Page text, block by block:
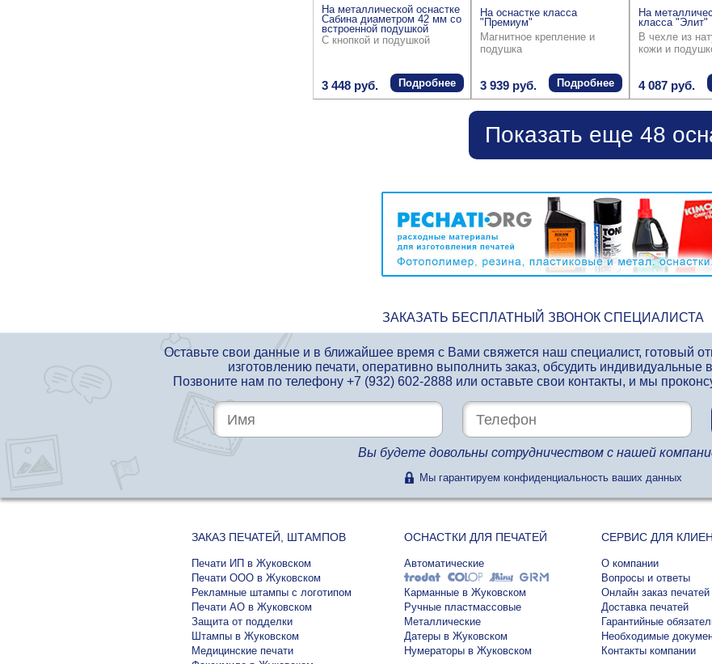
На металлической оснастке
Сабина диаметром 42 мм со
встроенной подушкой
С кнопкой и подушкой
3 448 руб. Подробнее
На оснастке класса
"Премиум"
Магнитное крепление и
подушка
3 939 руб. Подробнее
На
класса "Элит"
В чехле из
кожи и
4 087 руб.
Показать еще 48
ЗАКАЗАТЬ БЕСПЛАТНЫЙ ЗВОНОК СПЕЦИАЛИСТА
Оставьте свои данные и в ближайшее время с Вами свяжется наш специалист, готовый
изготовлению печати, оперативно выполнить заказ, обсудить индивидуальные
Позвоните нам по телефону +7 (932) 602-2888или оставьте свои контакты, и мы
Вы будете довольны сотрудничеством с нашей
Мы гарантируем конфиденциальность ваших данных
ЗАКАЗ ПЕЧАТЕЙ, ШТАМПОВ
Печати ИП в Жуковском
Печати ООО в Жуковском
Рекламные штампы с логотипом
Печати АО в Жуковском
Защита от подделки
Штампы в Жуковском
Медицинские печати
ОСНАСТКИ ДЛЯ ПЕЧАТЕЙ
Автоматические
Карманные в Жуковском
Ручные пластмассовые
Металлические
Датеры в Жуковском
Нумераторы в Жуковском
СЕРВИС ДЛЯ
О компании
Вопросы и ответы
Онлайн заказ печатей
Доставка печатей
Гарантийные
Необходимые
Контакты компании